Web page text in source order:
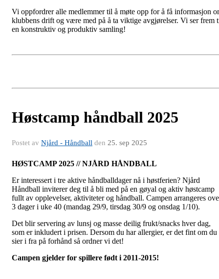
Vi oppfordrer alle medlemmer til å møte opp for å få informasjon
klubbens drift og være med på å ta viktige avgjørelser. Vi ser frem
en konstruktiv og produktiv samling!
Høstcamp håndball 2025
Postet av Njård - Håndball den 25. sep 2025
HØSTCAMP 2025 // NJÅRD HÅNDBALL
Er interessert i tre aktive håndballdager nå i høstferien? Njård
Håndball inviterer deg til å bli med på en gøyal og aktiv høstcamp
fullt av opplevelser, aktiviteter og håndball. Campen arrangeres
3 dager i uke 40 (mandag 29/9, tirsdag 30/9 og onsdag 1/10).
Det blir servering av lunsj og masse deilig frukt/snacks hver dag,
som er inkludert i prisen. Dersom du har allergier, er det fint om du
sier i fra på forhånd så ordner vi det!
Campen gjelder for spillere født i 2011-2015!